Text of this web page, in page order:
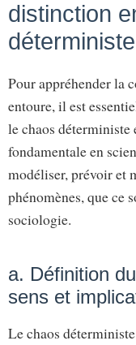
LIENZOS
distinction
Pour appréhender la
entoure, il est
le chaos
fondamentale en
modéliser, prévoir et
phénomènes, que ce
sociologie.
a. Définition
sens et
Le chaos